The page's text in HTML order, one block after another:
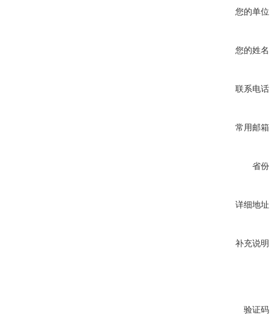
您的单位
您的姓名
联系电话
常用邮箱
省份
详细地址
补充说明
验证码